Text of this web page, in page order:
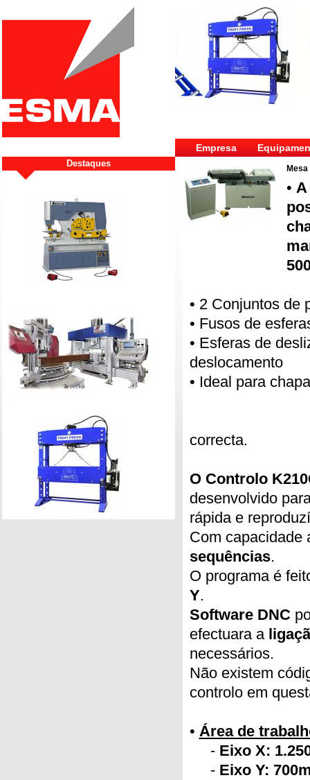
Destaques
Empresa
Mesa
• A
• 2 Conjuntos de
• Fusos de
• Esferas de
deslocamento
• Ideal para
correcta.
O Controlo
desenvolvido
rápida e
Com capacidade
sequências.
O programa é
Y.
Software DNC
efectuara a
necessários.
Não existem
controlo em
• Área de
- Eixo X:
- Eixo Y: